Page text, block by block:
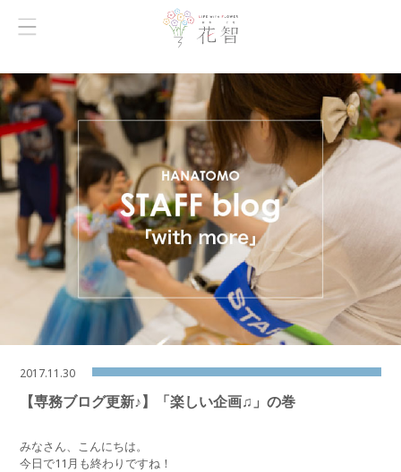
2017.11.30
【専務ブログ更新♪】「楽しい企画♫」の巻
みなさん、こんにちは。
今日で11月も終わりですね！